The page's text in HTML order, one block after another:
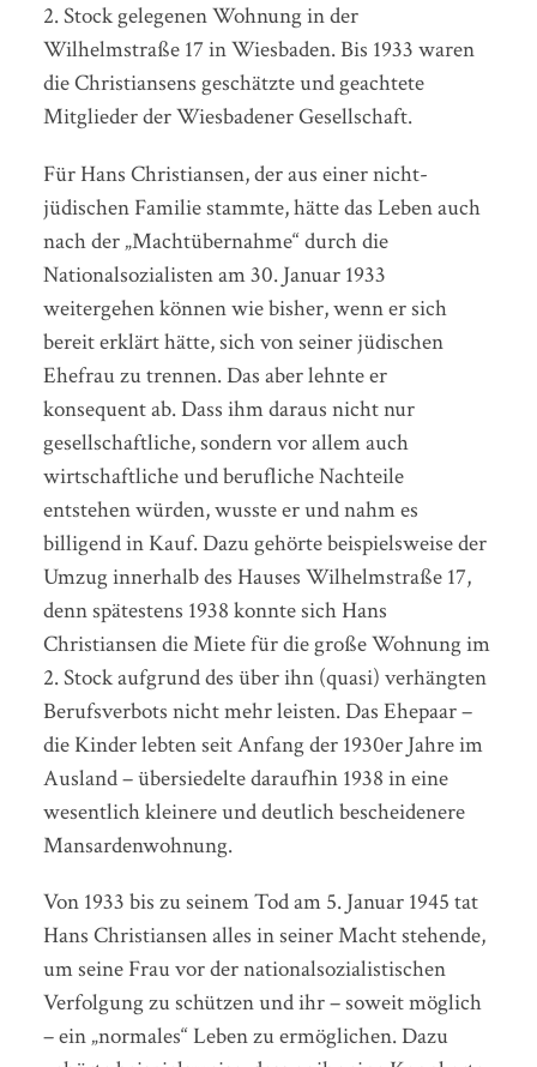
2. Stock gelegenen Wohnung in der
Wilhelmstraße 17 in Wiesbaden. Bis 1933 waren
die Christiansens geschätzte und geachtete
Mitglieder der Wiesbadener Gesellschaft.
Für Hans Christiansen, der aus einer nicht-
jüdischen Familie stammte, hätte das Leben auch
nach der „Machtübernahme“ durch die
Nationalsozialisten am 30. Januar 1933
weitergehen können wie bisher, wenn er sich
bereit erklärt hätte, sich von seiner jüdischen
Ehefrau zu trennen. Das aber lehnte er
konsequent ab. Dass ihm daraus nicht nur
gesellschaftliche, sondern vor allem auch
wirtschaftliche und berufliche Nachteile
entstehen würden, wusste er und nahm es
billigend in Kauf. Dazu gehörte beispielsweise der
Umzug innerhalb des Hauses Wilhelmstraße 17,
denn spätestens 1938 konnte sich Hans
Christiansen die Miete für die große Wohnung im
2. Stock aufgrund des über ihn (quasi) verhängten
Berufsverbots nicht mehr leisten. Das Ehepaar –
die Kinder lebten seit Anfang der 1930er Jahre im
Ausland – übersiedelte daraufhin 1938 in eine
wesentlich kleinere und deutlich bescheidenere
Mansardenwohnung.
Von 1933 bis zu seinem Tod am 5. Januar 1945 tat
Hans Christiansen alles in seiner Macht stehende,
um seine Frau vor der nationalsozialistischen
Verfolgung zu schützen und ihr – soweit möglich
– ein „normales“ Leben zu ermöglichen. Dazu